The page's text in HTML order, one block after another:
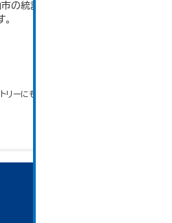
の統計「14-5 中学校の状況」
ーにもアクセス可能です